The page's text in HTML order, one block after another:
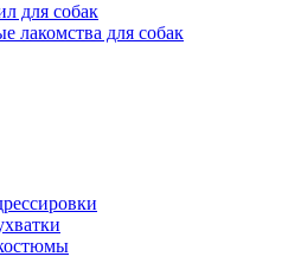
для собак
лакомства для собак